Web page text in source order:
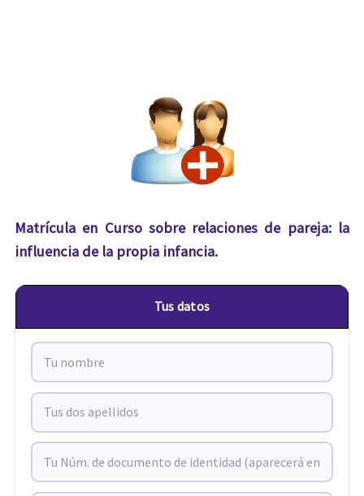
Matrícula en Curso sobre relaciones de pareja: la
influencia de la propia infancia.
Tus datos